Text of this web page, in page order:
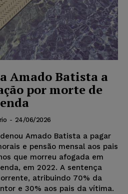
Amado Batista a
por morte de
- 24/06/2026
Amado Batista a pagar
e pensão mensal aos pais
que morreu afogada em
em 2022. A sentença
atribuindo 70% da
e 30% aos pais da vítima.